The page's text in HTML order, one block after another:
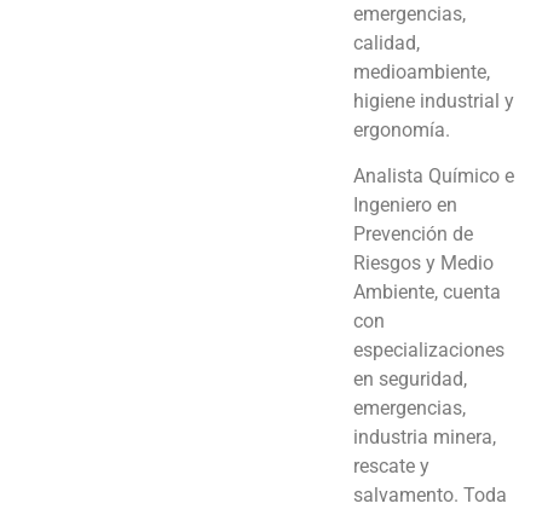
emergencias,
calidad,
medioambiente,
higiene industrial y
ergonomía.
Analista Químico e
Ingeniero en
Prevención de
Riesgos y Medio
Ambiente, cuenta
con
especializaciones
en seguridad,
emergencias,
industria minera,
rescate y
salvamento. Toda